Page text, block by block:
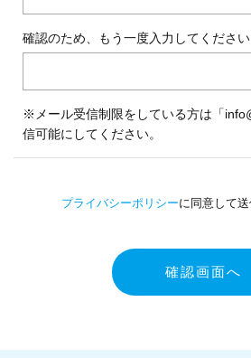
確認のため、もう一度入力してください
※メール受信制限をしている方は「
信可能にしてください。
プライバシーポリシーに同意して送
確認画面へ